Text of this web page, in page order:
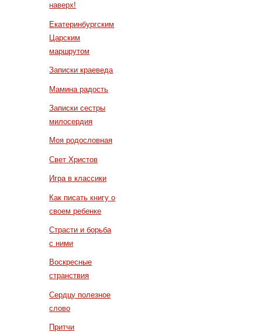
наверх!
Екатеринбургским
Царским
маршрутом
Записки краеведа
Мамина радость
Записки сестры
милосердия
Моя родословная
Свет Христов
Игра в классики
Как писать книгу о
своем ребенке
Страсти и борьба
с ними
Воскресные
странствия
Сердцу полезное
слово
Притчи